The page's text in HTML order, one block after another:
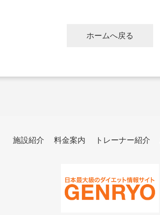
ホームへ戻る
施設紹介 料金案内 トレーナー紹介